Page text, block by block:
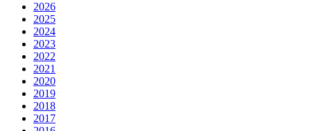
2026
2025
2024
2023
2022
2021
2020
2019
2018
2017